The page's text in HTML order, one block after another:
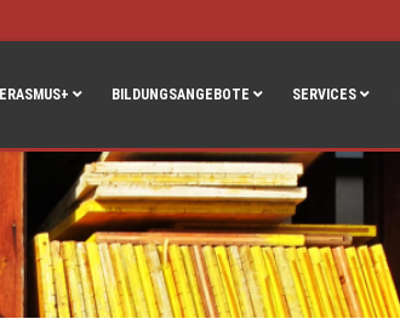
ERASMUS+ BILDUNGSANGEBOTE SERVICES